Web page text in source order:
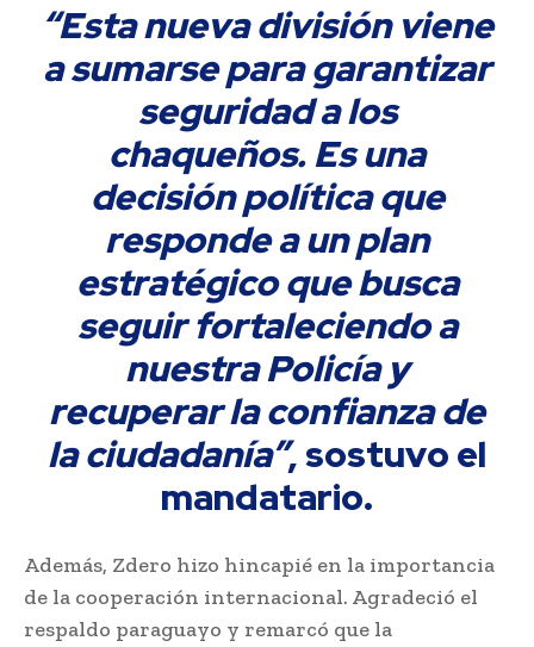
“Esta nueva división viene
a sumarse para garantizar
seguridad a los
chaqueños. Es una
decisión política que
responde a un plan
estratégico que busca
seguir fortaleciendo a
nuestra Policía y
recuperar la confianza de
la ciudadanía”, sostuvo el
mandatario.
Además, Zdero hizo hincapié en la importancia
de la cooperación internacional. Agradeció el
respaldo paraguayo y remarcó que la